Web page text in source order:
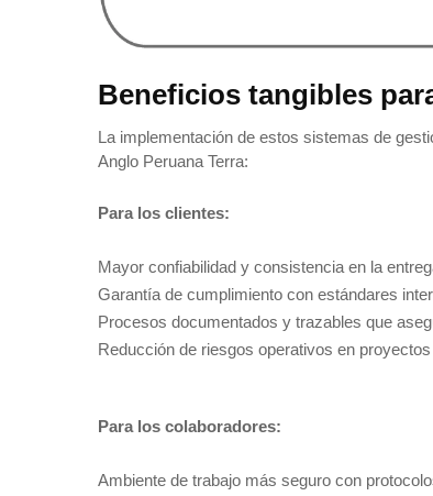
Beneficios tangibles
La implementación de estos sistemas de
Anglo Peruana Terra:
Para los clientes:
Mayor confiabilidad y consistencia en la
Garantía de cumplimiento con estándares
Procesos documentados y trazables que
Reducción de riesgos operativos en
Para los colaboradores:
Ambiente de trabajo más seguro con